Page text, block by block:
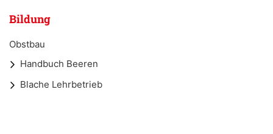
Bildung
Obstbau
Handbuch Beeren
Blache Lehrbetrieb